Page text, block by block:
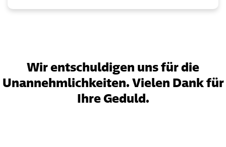
Wir entschuldigen uns für die
Unannehmlichkeiten. Vielen Dank für
Ihre Geduld.